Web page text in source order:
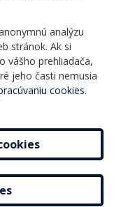
osobných
obchodné
analýzu
stránok. Ak si
vášho prehliadača,
jeho časti nemusia
cookies.